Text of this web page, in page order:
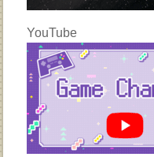
YouTube